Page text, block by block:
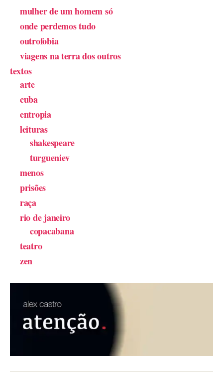
mulher de um homem só
onde perdemos tudo
outrofobia
viagens na terra dos outros
textos
arte
cuba
entropia
leituras
shakespeare
turgueniev
menos
prisões
raça
rio de janeiro
copacabana
teatro
zen